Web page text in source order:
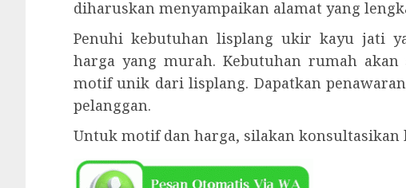
diharuskan menyampaikan alamat yang
Penuhi kebutuhan lisplang ukir kayu jati
harga yang murah. Kebutuhan rumah
motif unik dari lisplang. Dapatkan
pelanggan.
Untuk motif dan harga, silakan konsultasikan